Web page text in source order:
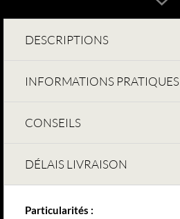
DESCRIPTIONS
INFORMATIONS PRATIQUES
CONSEILS
DÉLAIS LIVRAISON
Particularités :